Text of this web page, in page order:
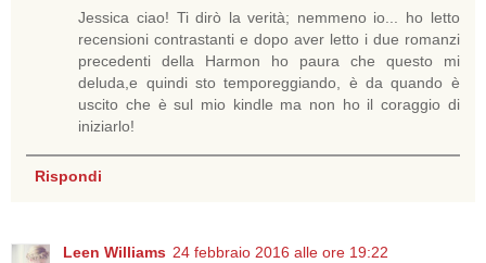
Jessica ciao! Ti dirò la verità; nemmeno io... ho letto
recensioni contrastanti e dopo aver letto i due romanzi
precedenti della Harmon ho paura che questo mi
deluda,e quindi sto temporeggiando, è da quando è
uscito che è sul mio kindle ma non ho il coraggio di
iniziarlo!
Rispondi
Leen Williams 24 febbraio 2016 alle ore 19:22